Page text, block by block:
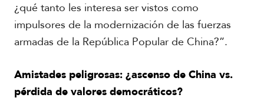
¿qué tanto les interesa ser vistos como
impulsores de la modernización de las fuerzas
armadas de la República Popular de China?”.
Amistades peligrosas: ¿ascenso de China vs.
pérdida de valores democráticos?